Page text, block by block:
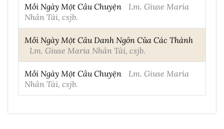
Mỗi Ngày Một Câu Chuyện
Lm. Giuse Maria
Nhân Tài, csjb.
Mỗi Ngày Một Câu Danh Ngôn Của Các Thánh
Lm. Giuse Maria Nhân Tài, csjb.
Mỗi Ngày Một Câu Chuyện
Lm. Giuse Maria
Nhân Tài, csjb.